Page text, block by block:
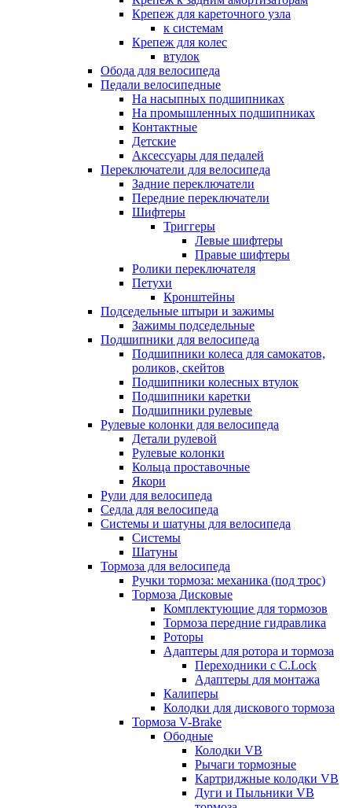
Крепеж для кареточного узла
к системам
Крепеж для колес
втулок
Обода для велосипеда
Педали велосипедные
На насыпных подшипниках
На промышленных подшипниках
Контактные
Детские
Аксессуары для педалей
Переключатели для велосипеда
Задние переключатели
Передние переключатели
Шифтеры
Триггеры
Левые шифтеры
Правые шифтеры
Ролики переключателя
Петухи
Кронштейны
Подседельные штыри и зажимы
Зажимы подседельные
Подшипники для велосипеда
Подшипники колеса для самокатов,
роликов, скейтов
Подшипники колесных втулок
Подшипники каретки
Подшипники рулевые
Рулевые колонки для велосипеда
Детали рулевой
Рулевые колонки
Кольца проставочные
Якори
Рули для велосипеда
Седла для велосипеда
Системы и шатуны для велосипеда
Системы
Шатуны
Тормоза для велосипеда
Ручки тормоза: механика (под трос)
Тормоза Дисковые
Комплектующие для тормозов
Тормоза передние гидравлика
Роторы
Адаптеры для ротора и тормоза
Переходники с C.Lock
Адаптеры для монтажа
Калиперы
Колодки для дискового тормоза
Тормоза V-Brake
Ободные
Колодки VB
Рычаги тормозные
Картриджные колодки VB
Дуги и Пыльники VB